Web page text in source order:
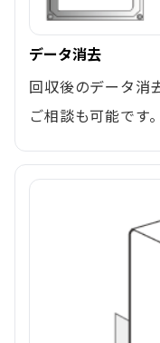
データ消去
回収後のデータ消
ご相談も可能です。